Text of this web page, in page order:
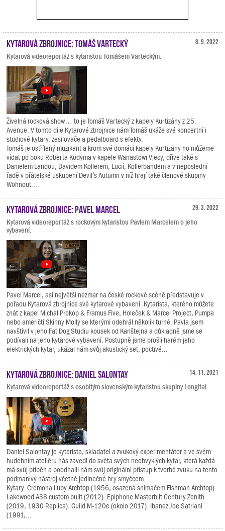
8. 9. 2022
Kytarová zbrojnice: Tomáš Vartecký
Kytarová videoreportáž s kytaristou Tomášem Varteckým.
Živelná rocková show… to je Tomáš Vartecký z kapely Kurtizány z 25.
Avenue. V tomto díle Kytarové zbrojnice nám Tomáš ukáže své koncertní i
studiové kytary, zesilovače a pedalboard s efekty.
Tomáš je ostřílený muzikant a krom své domácí kapely Kurtizány ho můžeme
vídat po boku Roberta Kodyma v kapele Wanastowi Vjecy, dříve také s
Danielem Landou, Davidem Kollerem, Lucií, Kollerbandem a v neposlední
řadě v přátelské uskupení Devil’s Autumn v níž hrají také členové skupiny
Wohnout....
29. 3. 2022
Kytarová zbrojnice: Pavel Marcel
Kytarová videoreportáž s rockovým kytaristou Pavlem Marcelem o jeho
vybavení.
Pavel Marcel, asi největší nezmar na české rockové scéně představuje v
pořadu Kytarová zbrojnice své kytarové vybavení. Kytarista, kterého můžete
znát z kapel Michal Prokop & Framus Five, Holeček & Marcel Project, Pumpa
nebo američtí Skinny Molly se kterými odehrál několik turné. Pavla jsem
navštívil v jeho Fat Dog Studiu kousek od Karlštejna a důkladně jsme se
podívali na jeho kytarové vybavení. Postupně jsme prošli harém jeho
elektrických kytar, ukázal nám svůj akustický set, poctivé...
14. 11. 2021
Kytarová zbrojnice: Daniel Salontay
Kytarová videoreportáž s osobitým slovenským kytaristou skupiny Longital.
Daniel Salontay je kytarista, skladatel a zvukový experimentátor a ve svém
hudebním ateliéru nás zavedl do světa svých neobvyklých kytar, která každá
má svůj příběh a poodhalil nám svůj originální přístup k tvorbě zvuku na tento
podmanivý nástroj včetně jedinečné hry smyčcem.
Kytary. Cremona Luby Archtop (1956, osazená snímačem Fishman Archtop).
Lakewood A38 custom built (2012). Epiphone Masterbilt Century Zenith
(2019, 1930 Replica). Guild M-120e (okolo 2017). Ibanez Joe Satriani
(1991,...